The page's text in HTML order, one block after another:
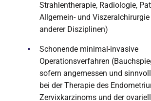
Strahlentherapie, Radiologie,
Allgemein- und
anderer Disziplinen)
Schonende minimal-invasive
Operationsverfahren
sofern angemessen und
bei der Therapie des
Zervixkarzinoms und der